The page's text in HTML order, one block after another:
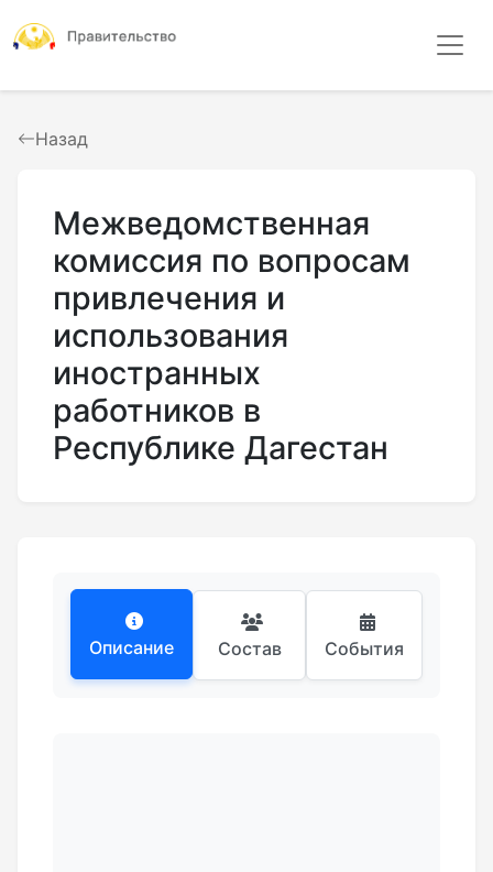
Назад
Межведомственная
комиссия по вопросам
привлечения и
использования
иностранных
работников в
Республике Дагестан
Описание Состав События